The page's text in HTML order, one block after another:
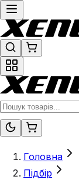
Головна
Підбір